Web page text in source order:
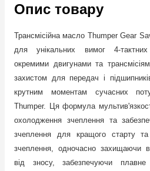
Опис товару
Трансмісійна масло Thumper Gear
для унікальних вимог 4-
окремими двигунами та
захистом для передач і
крутним моментам сучасних
Thumper. Ця формула
охолодження зчеплення та
зчеплення для кращого старту
зчеплення, одночасно захищаючи
від зносу, забезпечуючи